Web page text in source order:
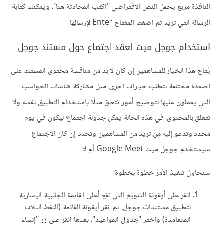
النافذة مربع يحمل النص الافتراضي "اكتب المحادثة هنا"، ويمكنك كتابة
الرسالة التي تريد ثم اضغط المفتاح Enter لإرسالها.
استخدام جوجل ميت لعقد اجتماع حول مستند جوجل
يُتاح هذا الخيار للمساهمين إن كان لا بد من مناقشة محتوى المستند على
أصعدة مختلفة تتطلب خيارات أخرى، مثل مشاركة شاشات الحواسب
التي يعملون عليها لتوضيح أمور تتعلق مثلًا باستخدام التطبيق نفسه ولا
تتعلق بالمحتوى. في هذه الحالة يمكن جدولة اجتماع ليكون في يوم
محدد وتدعو إليه من تريد من المساهمين وتحدد إن كان الاجتماع
سيستخدم جوجل ميت Google Meet أم لا.
سنحاول تنفيذ الأمر خطوةً بخطوة:
انقر على أيقونة التقويم التي تقع أعلى القائمة الجانبية اليسارية
لتطبيق مستندات جوجل، ثم انقر أيقونة القائمة (النقط الثلاث
المتعامدة) واختر "جدول المواعيد"، بعدها انقر على زر "إنشاء